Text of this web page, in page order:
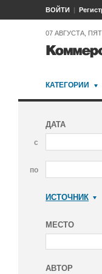
ВОЙТИ
07 АВГУСТА,
КАТЕГОРИИ
ДАТА
с
по
ИСТОЧНИК
МЕСТО
АВТОР